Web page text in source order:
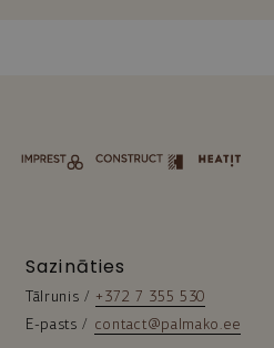
Sazināties
Tālrunis / +372 7 355 530
E-pasts / contact@palmako.ee